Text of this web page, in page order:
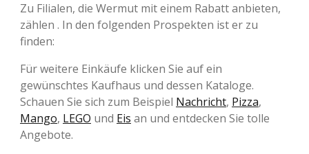
Zu Filialen, die Wermut mit einem Rabatt anbieten,
zählen . In den folgenden Prospekten ist er zu
finden:
Für weitere Einkäufe klicken Sie auf ein
gewünschtes Kaufhaus und dessen Kataloge.
Schauen Sie sich zum Beispiel Nachricht, Pizza,
Mango, LEGO und Eis an und entdecken Sie tolle
Angebote.